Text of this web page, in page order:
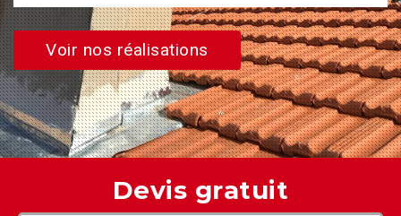
Voir nos réalisations
Devis gratuit